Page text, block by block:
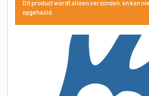
Dit product wordt alleen verzonden, en kan
opgehaald.